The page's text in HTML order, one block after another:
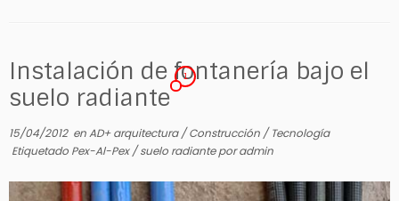
Instalación de fontanería bajo el
suelo radiante
1
15/04/2012enAD+ arquitectura/Construcción /Tecnología
Etiquetado Pex-Al-Pex/suelo radianteporadmin